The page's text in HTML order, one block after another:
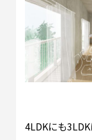
4LDKにも